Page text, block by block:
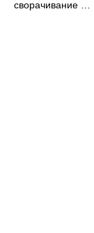
сворачивание …